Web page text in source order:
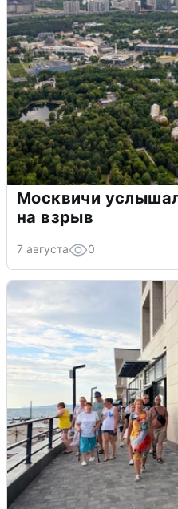
Москвичи
на взрыв
7 августа 0